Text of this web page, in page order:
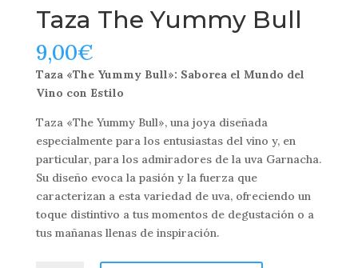
Taza The Yummy Bull
9,00€
Taza «The Yummy Bull»: Saborea el Mundo del
Vino con Estilo
Taza «The Yummy Bull», una joya diseñada
especialmente para los entusiastas del vino y, en
particular, para los admiradores de la uva Garnacha.
Su diseño evoca la pasión y la fuerza que
caracterizan a esta variedad de uva, ofreciendo un
toque distintivo a tus momentos de degustación o a
tus mañanas llenas de inspiración.